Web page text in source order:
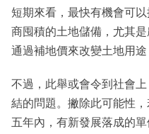
短期來看，最快有機會可
商囤積的土地儲備，尤其
通過補地價來改變土地用途
不過，此舉或會令到社會
結的問題。撇除此可能性
五年內，有新發展落成的單